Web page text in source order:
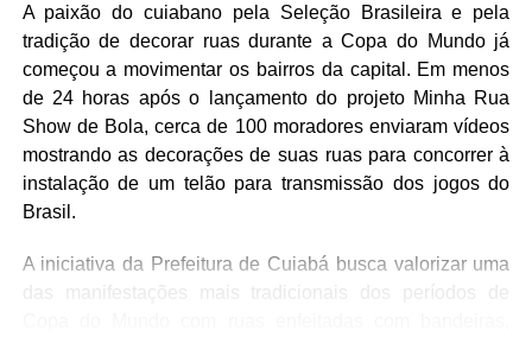
A paixão do cuiabano pela Seleção Brasileira e pela
tradição de decorar ruas durante a Copa do Mundo já
começou a movimentar os bairros da capital. Em menos
de 24 horas após o lançamento do projeto Minha Rua
Show de Bola, cerca de 100 moradores enviaram vídeos
mostrando as decorações de suas ruas para concorrer à
instalação de um telão para transmissão dos jogos do
Brasil.
A iniciativa da Prefeitura de Cuiabá busca valorizar uma
das manifestações mais tradicionais dos períodos de